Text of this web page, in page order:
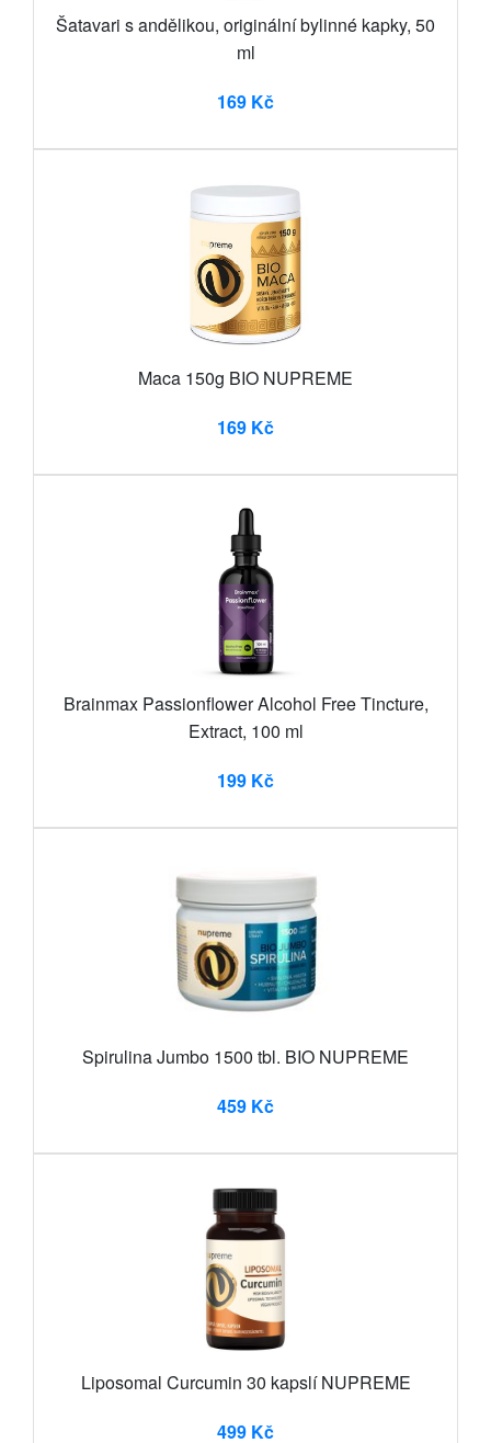
Šatavari s andělikou, originální bylinné kapky, 50
ml
169 Kč
Maca 150g BIO NUPREME
169 Kč
Brainmax Passionflower Alcohol Free Tincture,
Extract, 100 ml
199 Kč
Spirulina Jumbo 1500 tbl. BIO NUPREME
459 Kč
Liposomal Curcumin 30 kapslí NUPREME
499 Kč